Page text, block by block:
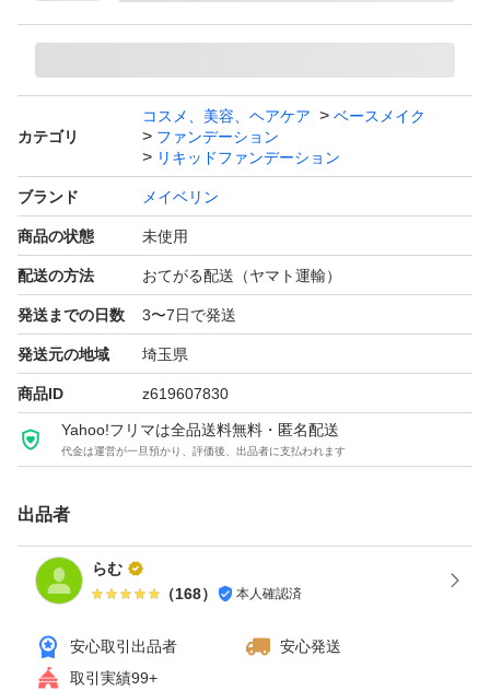
カテゴリ
コスメ、美容、ヘアケア
ベースメイク
ファンデーション
リキッドファンデーション
ブランド メイベリン
商品の状態 未使用
配送の方法 おてがる配送（ヤマト運輸）
発送までの日数 3〜7日で発送
発送元の地域 埼玉県
商品ID z619607830
Yahoo!フリマは全品送料無料・匿名配送
代金は運営が一旦預かり、評価後、出品者に支払われます
出品者
らむ
（168） 本人確認済
安心取引出品者
安心発送
取引実績99+